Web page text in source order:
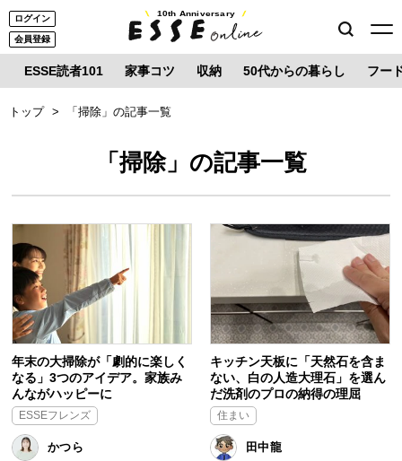
ログイン
会員登録
10th Anniversary
ESSE読者101 家事コツ 収納 50代からの暮らし フー
トップ 「掃除」の記事一覧
「掃除」の記事一覧
年末の大掃除が「劇的に楽しく
なる」3つのアイデア。家族み
んながハッピーに
ESSEフレンズ
かつら
キッチン天板に「天然石を含ま
ない、白の人造大理石」を選ん
だ洗剤のプロの納得の理屈
住まい
田中龍